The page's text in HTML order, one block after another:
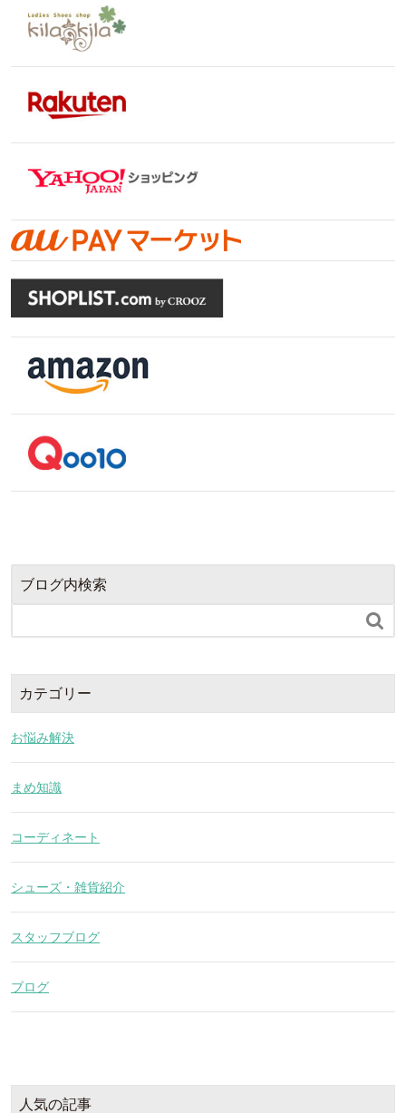
ブログ内検索

カテゴリー
お悩み解決
まめ知識
コーディネート
シューズ・雑貨紹介
スタッフブログ
ブログ
人気の記事